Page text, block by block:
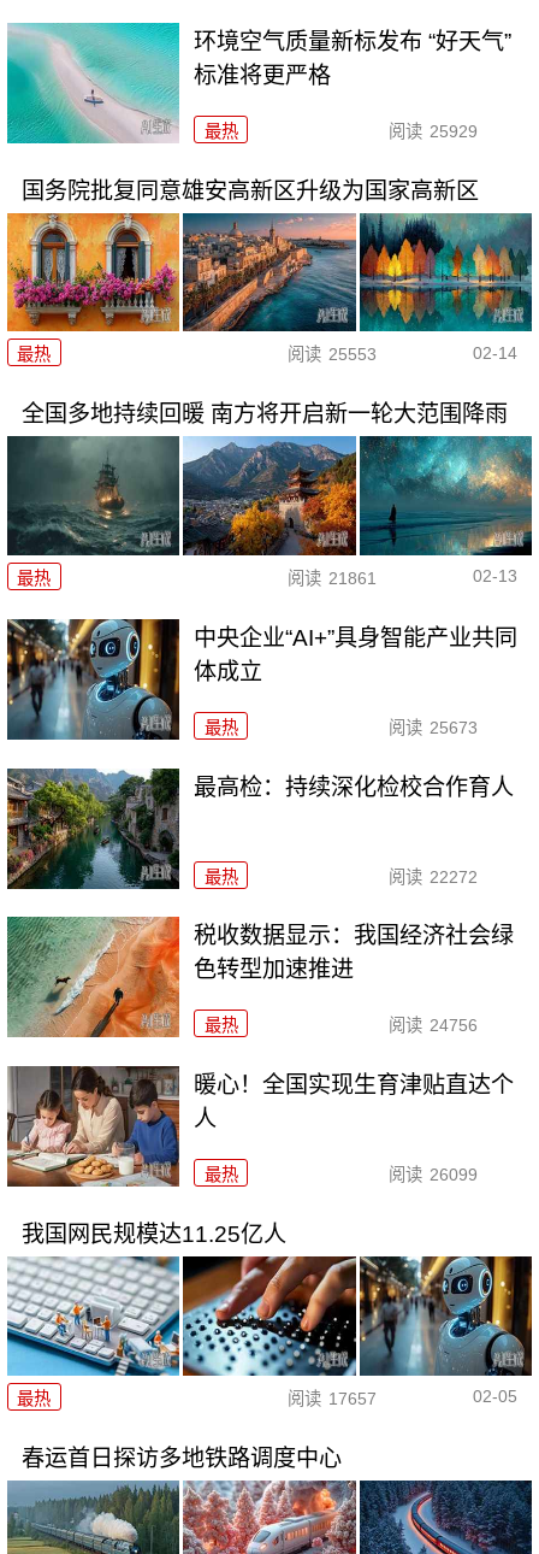
环境空气质量新标发布 “好天气”
标准将更严格
最热 阅读 25929
国务院批复同意雄安高新区升级为国家高新区
最热 阅读 25553 02-14
全国多地持续回暖 南方将开启新一轮大范围降雨
最热 阅读 21861 02-13
中央企业“AI+”具身智能产业共同
体成立
最热 阅读 25673
最高检：持续深化检校合作育人
最热 阅读 22272
税收数据显示：我国经济社会绿
色转型加速推进
最热 阅读 24756
暖心！全国实现生育津贴直达个
人
最热 阅读 26099
我国网民规模达11.25亿人
最热 阅读 17657 02-05
春运首日探访多地铁路调度中心